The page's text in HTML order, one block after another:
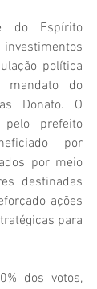
do Espírito
política
do
Donato. O
pelo prefeito
por
por meio
destinadas
ações
para
dos votos,